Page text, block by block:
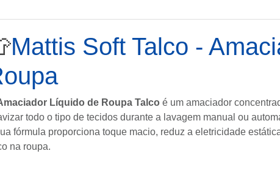
Mattis Soft Talco -
Líquido de Roupa Talco é um amaciador
todo o tipo de tecidos durante a lavagem manual ou
fórmula proporciona toque macio, reduz a eletricidade
na roupa.